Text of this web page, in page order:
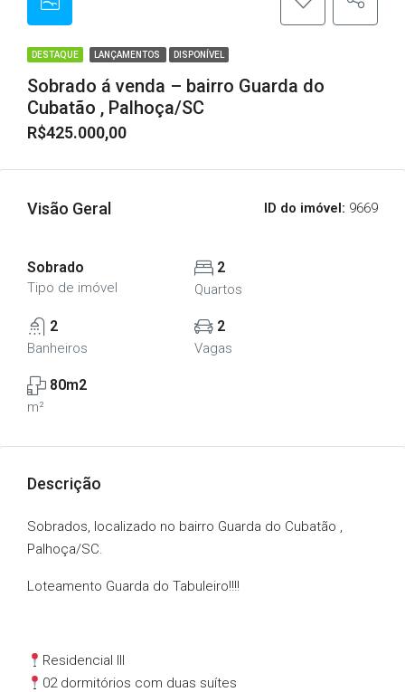
DESTAQUE LANÇAMENTOS DISPONÍVEL
Sobrado á venda – bairro Guarda do
Cubatão , Palhoça/SC
R$425.000,00
Visão Geral ID do imóvel: 9669
Sobrado
Tipo de imóvel
2
Quartos
2
Banheiros
2
Vagas
80m2
m²
Descrição
Sobrados, localizado no bairro Guarda do Cubatão ,
Palhoça/SC.
Loteamento Guarda do Tabuleiro!!!!
Residencial lll
02 dormitórios com duas suítes